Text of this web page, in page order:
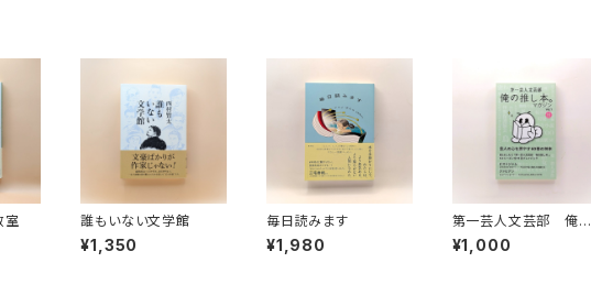
室 誰もいない文学館
¥1,350
毎日読みます
¥1,980
第一芸人文芸部 俺の
推し本。マガジン Vol.
1
¥1,000